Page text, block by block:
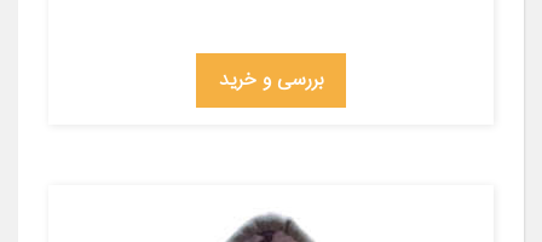
بررسی و خرید